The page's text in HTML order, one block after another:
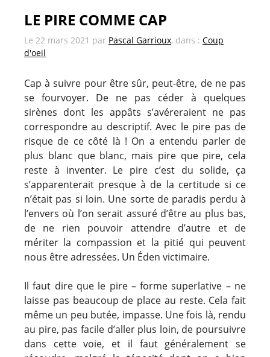
LE PIRE COMME CAP
Le 22 mars 2021 par Pascal Garrioux, dans : Coup
d'oeil
Cap à suivre pour être sûr, peut-être, de ne pas
se fourvoyer. De ne pas céder à quelques
sirènes dont les appâts s’avéreraient ne pas
correspondre au descriptif. Avec le pire pas de
risque de ce côté là ! On a entendu parler de
plus blanc que blanc, mais pire que pire, cela
reste à inventer. Le pire c’est du solide, ça
s’apparenterait presque à de la certitude si ce
n’était pas si loin. Une sorte de paradis perdu à
l’envers où l’on serait assuré d’être au plus bas,
de ne rien pouvoir attendre d’autre et de
mériter la compassion et la pitié qui peuvent
nous être adressées. Un Éden victimaire.
Il faut dire que le pire – forme superlative – ne
laisse pas beaucoup de place au reste. Cela fait
même un peu butée, impasse. Une fois là, rendu
au pire, pas facile d’aller plus loin, de poursuivre
dans cette voie, et il faut généralement se